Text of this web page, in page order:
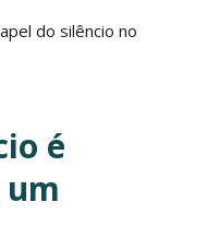
do silêncio no
é